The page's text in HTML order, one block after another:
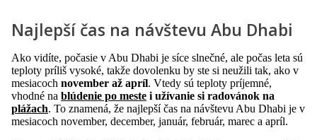
Najlepší čas na návštevu Abu Dhabi
Ako vidíte, počasie v Abu Dhabi je síce slnečné, ale počas leta sú
teploty príliš vysoké, takže dovolenku by ste si neužili tak, ako v
mesiacoch november až apríl. Vtedy sú teploty príjemné,
vhodné na blúdenie po meste i užívanie si radovánok na
plážach. To znamená, že najlepší čas na návštevu Abu Dhabi je v
mesiacoch november, december, január, február, marec a apríl.